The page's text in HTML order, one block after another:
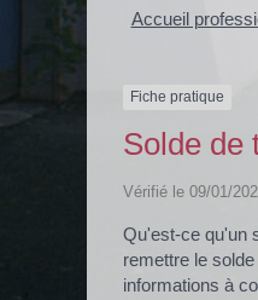
Accueil
Fiche pratique
Solde de
Vérifié le 09/01/
Qu'est-ce qu'un
remettre le
informations à